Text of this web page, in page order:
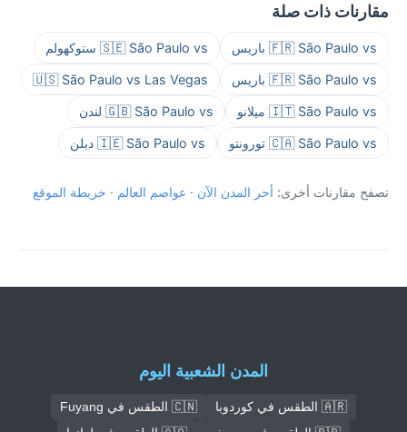
مقارنات ذات صلة
🇫🇷 São Paulo vs باريس 🇸🇪 São Paulo vs ستوكهولم
🇫🇷 São Paulo vs باريس 🇺🇸 São Paulo vs Las Vegas
🇮🇹 São Paulo vs ميلانو 🇬🇧 São Paulo vs لندن
🇨🇦 São Paulo vs تورونتو 🇮🇪 São Paulo vs دبلن
تصفح مقارنات أخرى: أحر المدن الآن · عواصم العالم · خريطة الموقع
المدن الشعبية اليوم
🇦🇷 الطقس في كوردوبا
🇨🇳 الطقس في Fuyang